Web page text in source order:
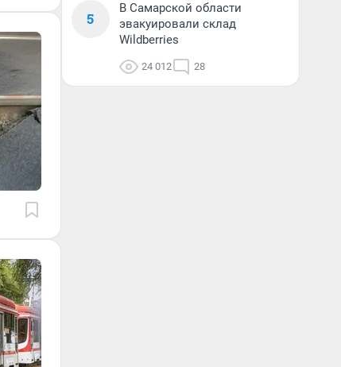
5
В Самарской области
эвакуировали склад
Wildberries
24 012 28